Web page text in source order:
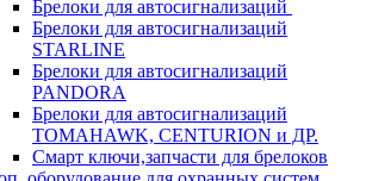
Брелоки для автосигнализаций
Брелоки для автосигнализаций
STARLINE
Брелоки для автосигнализаций
PANDORA
Брелоки для автосигнализаций
TOMAHAWK, CENTURION и ДР.
Смарт ключи,запчасти для брелоков